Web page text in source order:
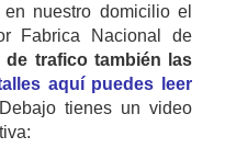
nuestro domicilio el
Fabrica Nacional de
de trafico también las
aquí puedes leer
tienes un video